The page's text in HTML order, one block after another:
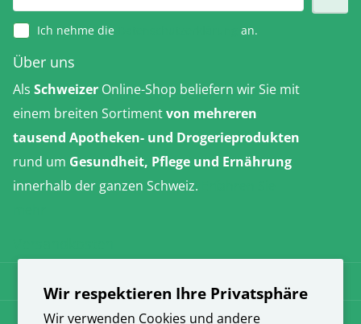
Wir respektieren Ihre Privatsphäre
Wir verwenden Cookies und andere
Ich nehme die an.
Über uns
Als Schweizer Online-Shop beliefern wir Sie mit
einem breiten Sortimentvon mehreren
tausend Apotheken- und Drogerieprodukten
rund um Gesundheit, Pflege und Ernährung
innerhalb der ganzen Schweiz.
Datenschutz